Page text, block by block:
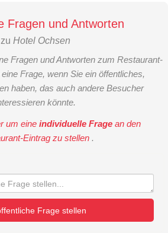
Fragen und Antworten
zu Hotel Ochsen
Fragen und Antworten zum Restaurant-
Frage, wenn Sie ein öffentliches,
haben, das auch andere Besucher
könnte.
um eineindividuelle Frage an den
Eintrag zu stellen .
Frage stellen